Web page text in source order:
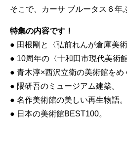
そこで、カーサ ブルータス６年
特集の内容です！
● 田根剛と〈弘前れんが倉庫美術
● 10周年の〈十和田市現代美術
● 青木淳×西沢立衛の美術館をめ
● 隈研吾のミュージアム建築。
● 名作美術館の美しい再生物語。
● 日本の美術館BEST100。